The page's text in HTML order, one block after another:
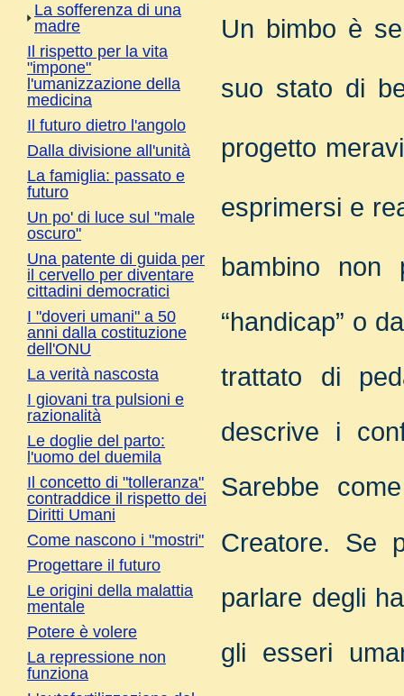
Un bimbo è
suo stato di
progetto
esprimersi e
bambino
“handicap” o
trattato di
descrive i
Sarebbe
Creatore.
Se
parlare degli
gli esseri
La sofferenza di una
madre
Il rispetto per la vita
"impone"
l'umanizzazione della
medicina
Il futuro dietro l'angolo
Dalla divisione all'unità
La famiglia: passato e
futuro
Un po' di luce sul "male
oscuro"
Una patente di guida per
il cervello per diventare
cittadini democratici
I "doveri umani" a 50
anni dalla costituzione
dell'ONU
La verità nascosta
I giovani tra pulsioni e
razionalità
Le doglie del parto:
l'uomo del duemila
Il concetto di "tolleranza"
contraddice il rispetto dei
Diritti Umani
Come nascono i "mostri"
Progettare il futuro
Le origini della malattia
mentale
Potere è volere
La repressione non
funziona